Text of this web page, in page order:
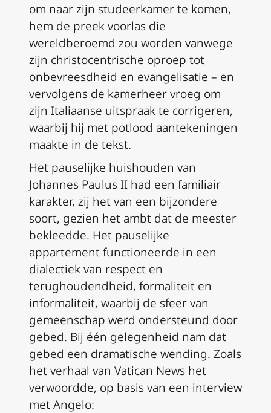
om naar zijn studeerkamer te komen,
hem de preek voorlas die
wereldberoemd zou worden vanwege
zijn christocentrische oproep tot
onbevreesdheid en evangelisatie – en
vervolgens de kamerheer vroeg om
zijn Italiaanse uitspraak te corrigeren,
waarbij hij met potlood aantekeningen
maakte in de tekst.
Het pauselijke huishouden van
Johannes Paulus II had een familiair
karakter, zij het van een bijzondere
soort, gezien het ambt dat de meester
bekleedde. Het pauselijke
appartement functioneerde in een
dialectiek van respect en
terughoudendheid, formaliteit en
informaliteit, waarbij de sfeer van
gemeenschap werd ondersteund door
gebed. Bij één gelegenheid nam dat
gebed een dramatische wending. Zoals
het verhaal van Vatican News het
verwoordde, op basis van een interview
met Angelo: